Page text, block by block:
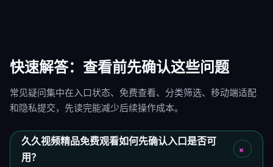
快速解答：查看前先确认这些问题
常见疑问集中在入口状态、免费查看、分类筛选、移动端适配
和隐私提交，先读完能减少后续操作成本。
久久视频精品免费观看如何先确认入口是否可
用？